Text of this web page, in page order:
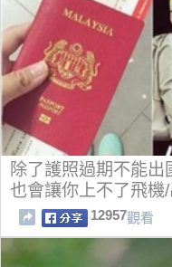
除了護照過期不能
也會讓你上不了飛機/
12957觀看